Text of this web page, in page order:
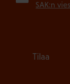
SAK:n
Tilaa